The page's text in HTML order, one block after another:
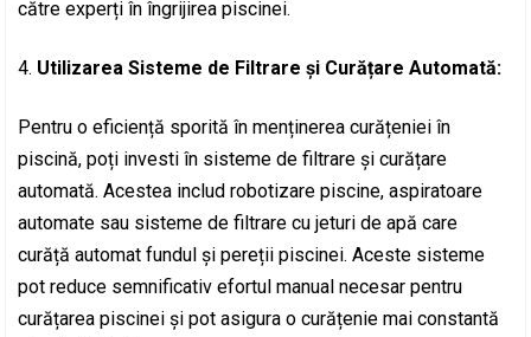
către experți în îngrijirea piscinei.
Utilizarea Sisteme de Filtrare și Curățare Automată:
Pentru o eficiență sporită în menținerea curățeniei în
piscină, poți investi în sisteme de filtrare și curățare
automată. Acestea includ robotizare piscine, aspiratoare
automate sau sisteme de filtrare cu jeturi de apă care
curăță automat fundul și pereții piscinei. Aceste sisteme
pot reduce semnificativ efortul manual necesar pentru
curățarea piscinei și pot asigura o curățenie mai constantă